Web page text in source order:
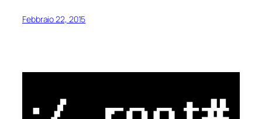
Febbraio 22, 2015